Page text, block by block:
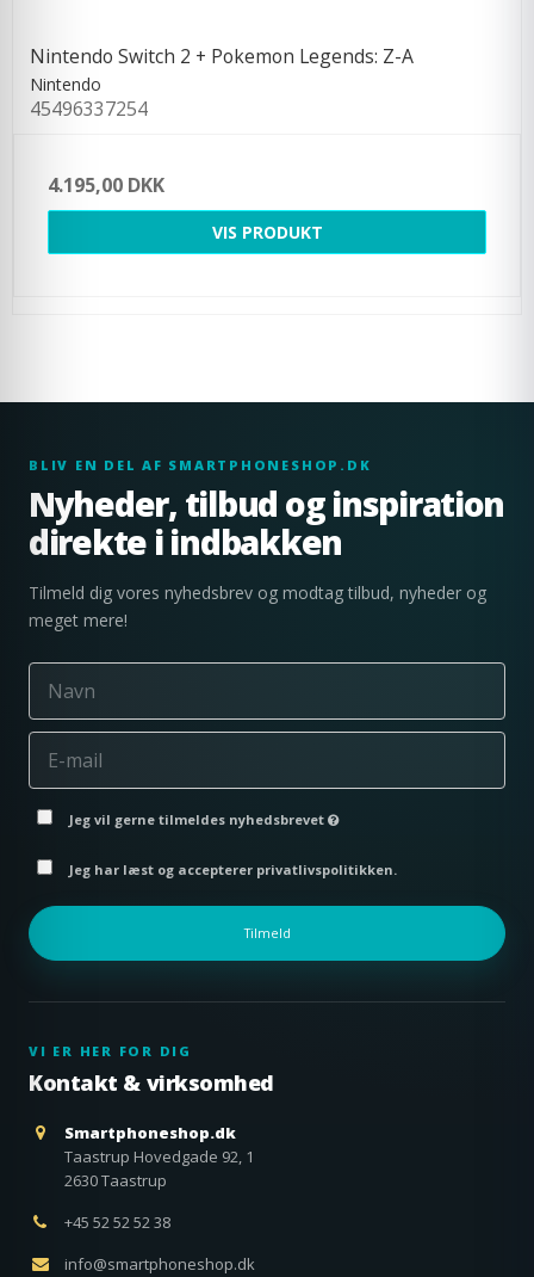
Nintendo Switch 2 + Pokemon Legends: Z-A
Nintendo
45496337254
4.195,00 DKK
VIS PRODUKT
BLIV EN DEL AF SMARTPHONESHOP.DK
Nyheder, tilbud og inspiration
direkte i indbakken
Tilmeld dig vores nyhedsbrev og modtag tilbud, nyheder og
meget mere!
Jeg vil gerne tilmeldes nyhedsbrevet
Jeg har læst og accepterer privatlivspolitikken.
Tilmeld
VI ER HER FOR DIG
Kontakt & virksomhed
Smartphoneshop.dk
Taastrup Hovedgade 92, 1
2630 Taastrup
+45 52 52 52 38
info@smartphoneshop.dk